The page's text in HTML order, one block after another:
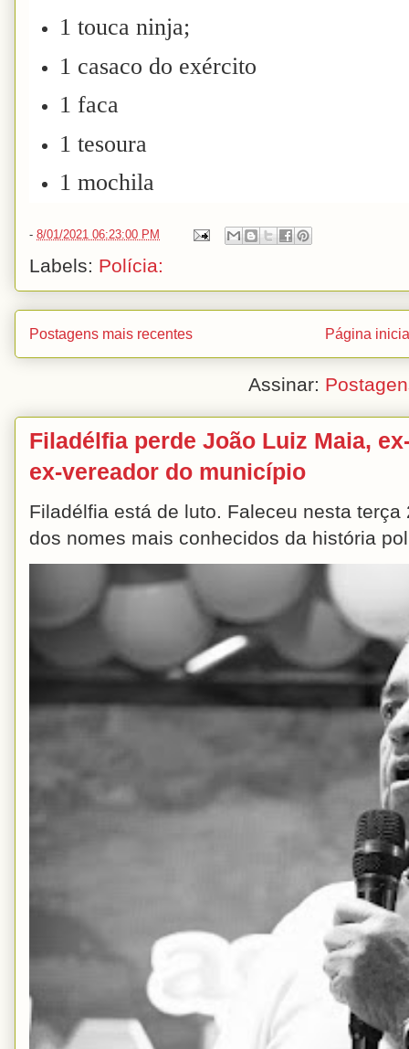
1 touca ninja;
1 casaco do exército
1 faca
1 tesoura
1 mochila
- 8/01/2021 06:23:00 PM
Labels: Polícia:
Postagens mais recentes Página
Assinar:
Filadélfia perde João Luiz Maia,
ex-vereador do município
Filadélfia está de luto. Faleceu nesta
dos nomes mais conhecidos da história